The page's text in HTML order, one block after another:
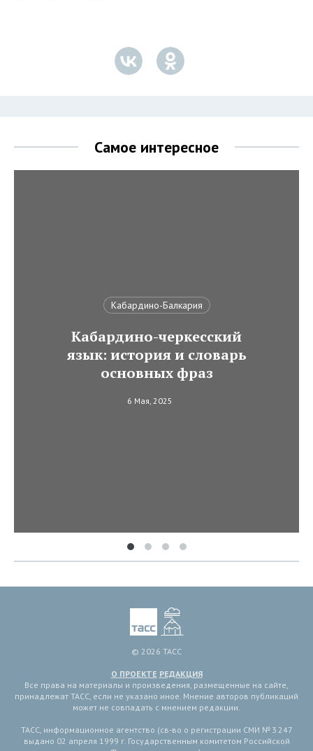
Самое интересное
Кабардино-Балкария
Кабардино-черкесский
язык: история и словарь
основных фраз
6 Мая, 2025
© 2026 ТАСС
О ПРОЕКТЕ РЕДАКЦИЯ
Все права на материалы и произведения, размещенные на сайте,
принадлежат ТАСС, если не указано иное. Мнение авторов публикаций
может не совпадать с мнением редакции.
ТАСС, информационное агентство (св-во о регистрации СМИ № 3 247
выдано 02 апреля 1999 г. Государственным комитетом Российской